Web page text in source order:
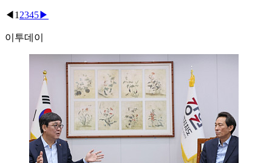
◀ 1 2345▶
이투데이